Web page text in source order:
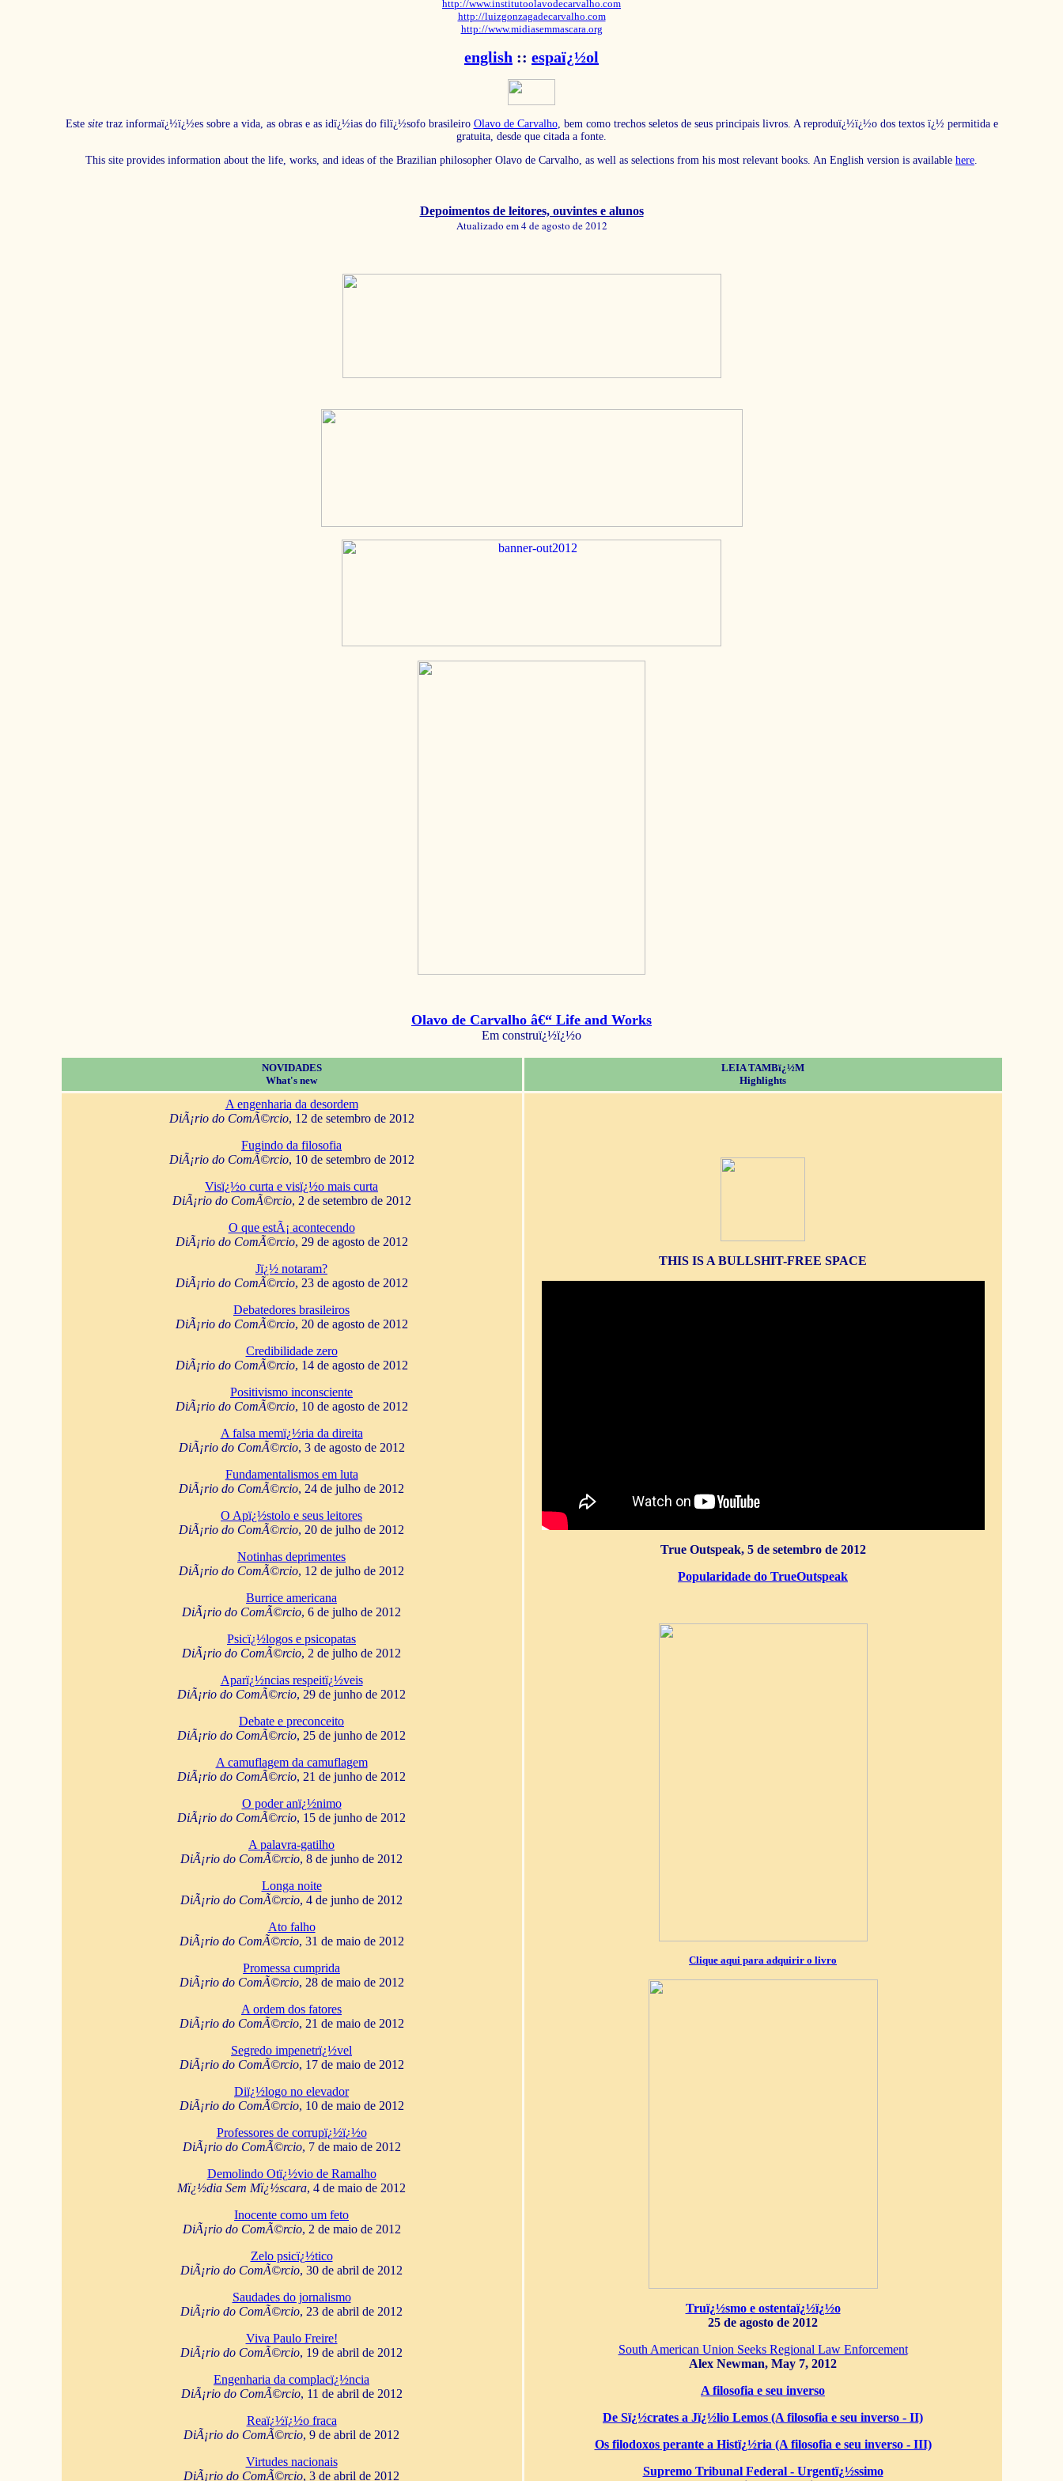
http://www.institutoolavodecarvalho.com
http://luizgonzagadecarvalho.com
http://www.midiasemmascara.org
english :: espaï¿½ol
Este sitetraz informaï¿½ï¿½es sobre a vida, as obras e as idï¿½ias do filï¿½sofo brasileiro Olavo de Carvalho, bem como trechos seletos de seus principais livros. A reproduï¿½ï¿½o dos textos ï¿½ permitida e
gratuita, desde que citada a fonte.
This site provides information about the life, works, and ideas of the Brazilian philosopher Olavo de Carvalho, as well as selections from his most relevant books. An English version is available here.
Depoimentos de leitores, ouvintes e alunos
Atualizado em 4 de agosto de 2012
Olavo de Carvalho â€“ Life and Works
Em construï¿½ï¿½o
NOVIDADES
What's new
LEIA TAMBï¿½M
Highlights
A engenharia da desordem
DiÃ¡rio do ComÃ©rcio, 12 de setembro de 2012
Fugindo da filosofia
DiÃ¡rio do ComÃ©rcio, 10 de setembro de 2012
Visï¿½o curta e visï¿½o mais curta
DiÃ¡rio do ComÃ©rcio, 2 de setembro de 2012
O que estÃ¡ acontecendo
DiÃ¡rio do ComÃ©rcio, 29 de agosto de 2012
Jï¿½ notaram?
DiÃ¡rio do ComÃ©rcio, 23 de agosto de 2012
Debatedores brasileiros
DiÃ¡rio do ComÃ©rcio, 20 de agosto de 2012
Credibilidade zero
DiÃ¡rio do ComÃ©rcio, 14 de agosto de 2012
Positivismo inconsciente
DiÃ¡rio do ComÃ©rcio, 10 de agosto de 2012
A falsa memï¿½ria da direita
DiÃ¡rio do ComÃ©rcio, 3 de agosto de 2012
Fundamentalismos em luta
DiÃ¡rio do ComÃ©rcio, 24 de julho de 2012
O Apï¿½stolo e seus leitores
DiÃ¡rio do ComÃ©rcio, 20 de julho de 2012
Notinhas deprimentes
DiÃ¡rio do ComÃ©rcio, 12 de julho de 2012
Burrice americana
DiÃ¡rio do ComÃ©rcio, 6 de julho de 2012
Psicï¿½logos e psicopatas
DiÃ¡rio do ComÃ©rcio, 2 de julho de 2012
Aparï¿½ncias respeitï¿½veis
DiÃ¡rio do ComÃ©rcio, 29 de junho de 2012
Debate e preconceito
DiÃ¡rio do ComÃ©rcio, 25 de junho de 2012
A camuflagem da camuflagem
DiÃ¡rio do ComÃ©rcio, 21 de junho de 2012
O poder anï¿½nimo
DiÃ¡rio do ComÃ©rcio, 15 de junho de 2012
A palavra-gatilho
DiÃ¡rio do ComÃ©rcio, 8 de junho de 2012
Longa noite
DiÃ¡rio do ComÃ©rcio, 4 de junho de 2012
Ato falho
DiÃ¡rio do ComÃ©rcio, 31 de maio de 2012
Promessa cumprida
DiÃ¡rio do ComÃ©rcio, 28 de maio de 2012
A ordem dos fatores
DiÃ¡rio do ComÃ©rcio, 21 de maio de 2012
Segredo impenetrï¿½vel
DiÃ¡rio do ComÃ©rcio, 17 de maio de 2012
Diï¿½logo no elevador
DiÃ¡rio do ComÃ©rcio, 10 de maio de 2012
Professores de corrupï¿½ï¿½o
DiÃ¡rio do ComÃ©rcio, 7 de maio de 2012
Demolindo Otï¿½vio de Ramalho
Mï¿½dia Sem Mï¿½scara, 4 de maio de 2012
Inocente como um feto
DiÃ¡rio do ComÃ©rcio, 2 de maio de 2012
Zelo psicï¿½tico
DiÃ¡rio do ComÃ©rcio, 30 de abril de 2012
Saudades do jornalismo
DiÃ¡rio do ComÃ©rcio, 23 de abril de 2012
Viva Paulo Freire!
DiÃ¡rio do ComÃ©rcio, 19 de abril de 2012
Engenharia da complacï¿½ncia
DiÃ¡rio do ComÃ©rcio, 11 de abril de 2012
Reaï¿½ï¿½o fraca
DiÃ¡rio do ComÃ©rcio, 9 de abril de 2012
Virtudes nacionais
DiÃ¡rio do ComÃ©rcio, 3 de abril de 2012
THIS IS A BULLSHIT-FREE SPACE
True Outspeak, 5 de setembro de 2012
Popularidade do TrueOutspeak
Clique aqui para adquirir o livro
Truï¿½smo e ostentaï¿½ï¿½o
25 de agosto de 2012
South American Union Seeks Regional Law Enforcement
Alex Newman, May 7, 2012
A filosofia e seu inverso
De Sï¿½crates a Jï¿½lio Lemos (A filosofia e seu inverso - II)
Os filodoxos perante a Histï¿½ria (A filosofia e seu inverso - III)
Supremo Tribunal Federal - Urgentï¿½ssimo